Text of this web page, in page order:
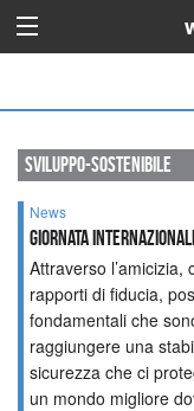
sviluppo-sostenibile
News
Giornata
Attraverso
rapporti di fiducia,
fondamentali che
raggiungere una
sicurezza che ci
un mondo migliore